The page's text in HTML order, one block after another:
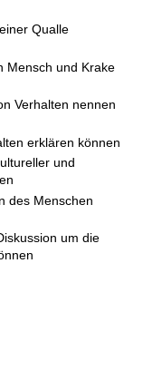
Qualle
Mensch und Krake
Verhalten nennen
erklären können
und
des Menschen
um die